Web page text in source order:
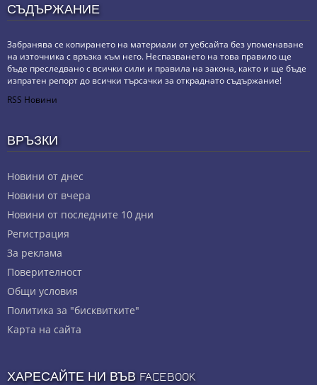
СЪДЪРЖАНИЕ
Забранява се копирането на материали от уебсайта без упоменаване
на източника с връзка към него. Неспазването на това правило ще
бъде преследвано с всички сили и правила на закона, както и ще бъде
изпратен репорт до всички търсачки за откраднато съдържание!
RSS Новини
ВРЪЗКИ
Новини от днес
Новини от вчера
Новини от последните 10 дни
Регистрация
За реклама
Πoвepитeлнocт
Общи условия
Политика за "бисквитките"
Карта на сайта
ХАРЕСАЙТЕ НИ ВЪВ FACEBOOK